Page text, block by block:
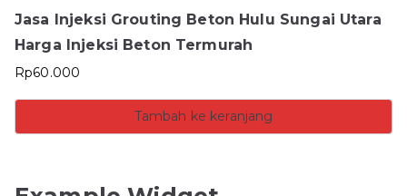
Jasa Injeksi Grouting Beton Hulu Sungai Utara
Harga Injeksi Beton Termurah
Rp60.000
Tambah ke keranjang